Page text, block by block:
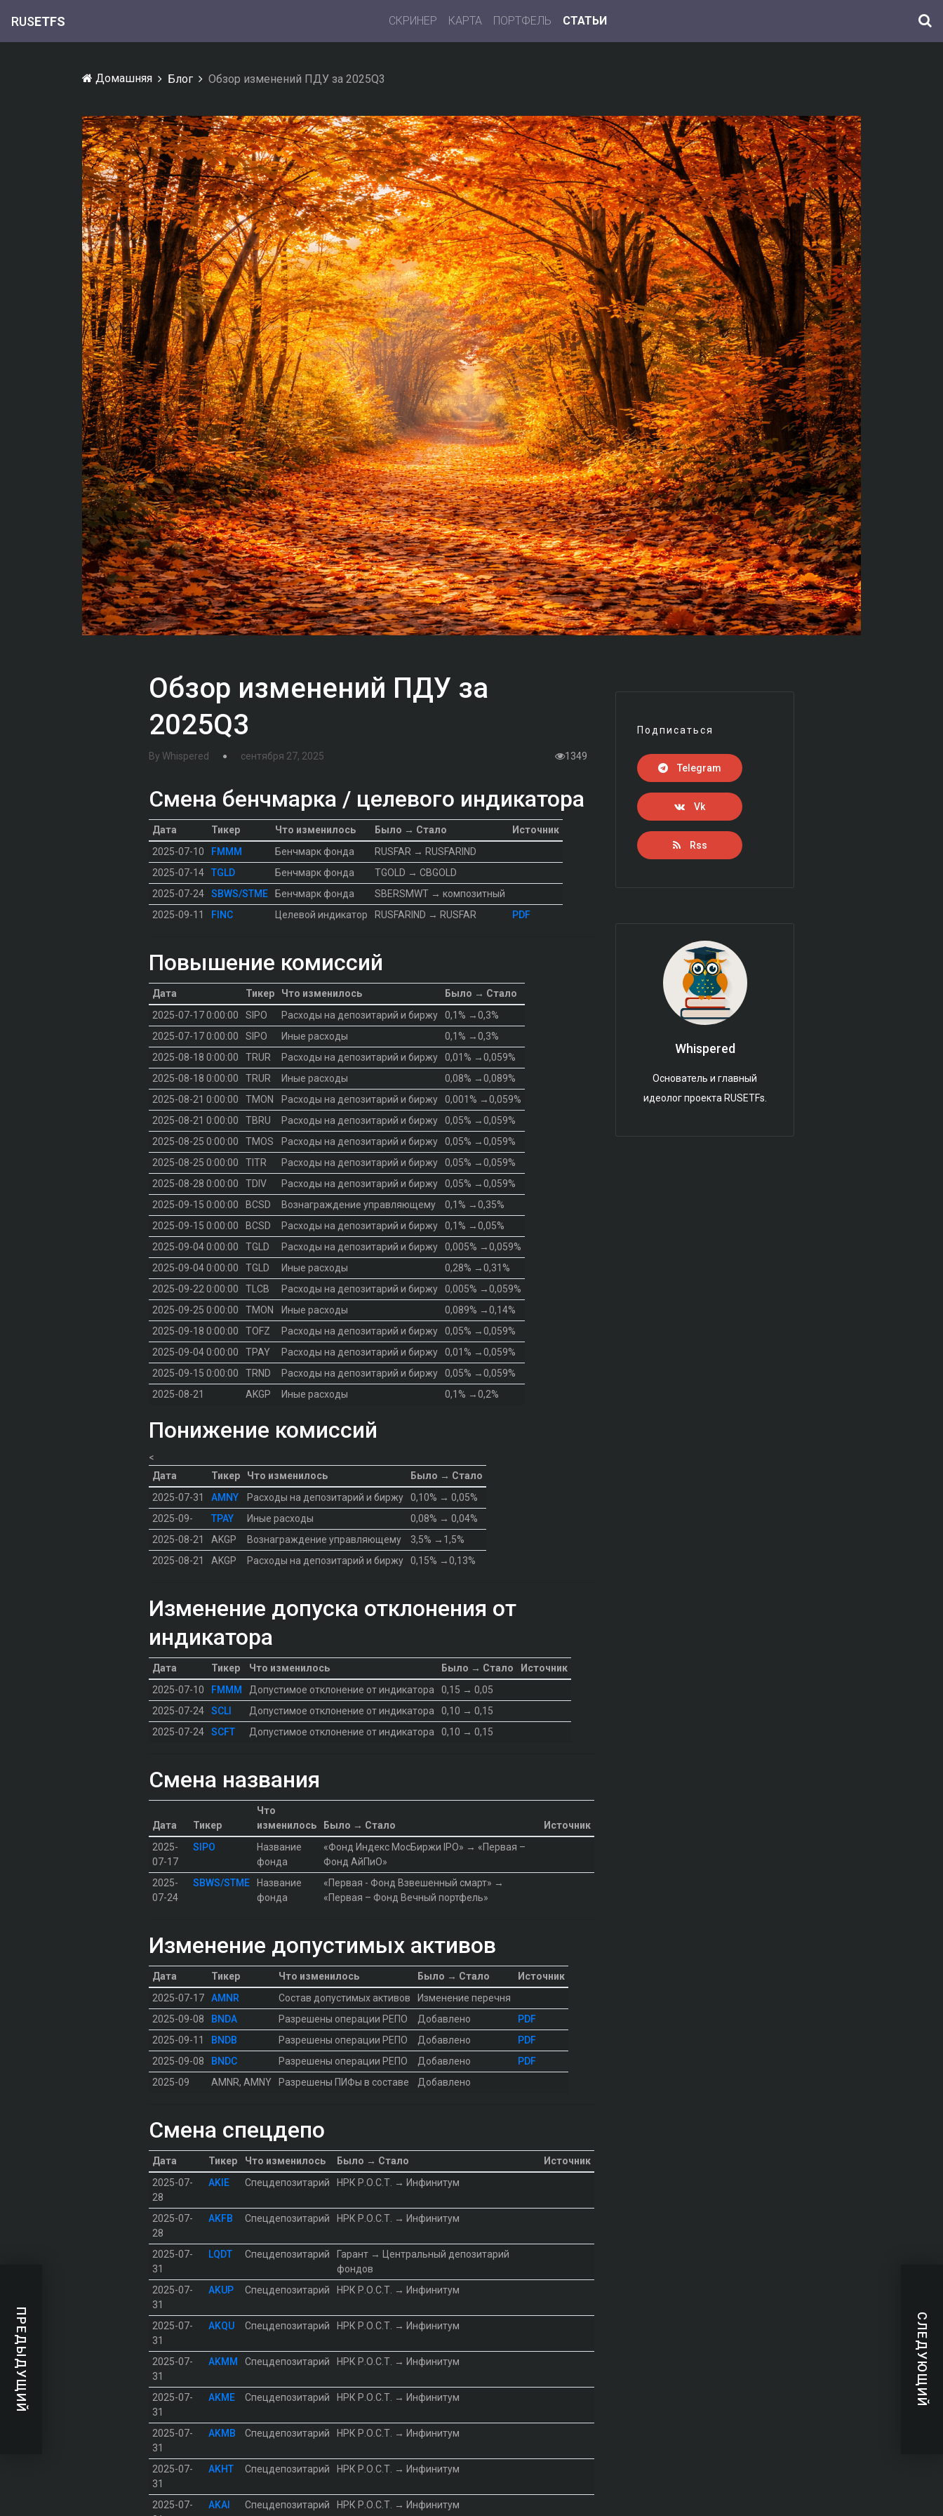
RUSETFS СКРИНЕР КАРТА ПОРТФЕЛЬ СТАТЬИ
Домашняя Блог Обзор изменений ПДУ за 2025Q3
ПРЕДЫДУЩИЙ СЛЕДУЮЩИЙ
Обзор изменений ПДУ за
2025Q3
By Whispered сентября 27, 2025 1349
Смена бенчмарка / целевого индикатора
Дата Тикер Что изменилось Было → Стало
Источник
2025-07-10
FMMM Бенчмарк фонда
RUSFAR → RUSFARIND
2025-07-14
TGLD Бенчмарк фонда
TGOLD → CBGOLD
2025-07-24
SBWS/STME Бенчмарк фонда
SBERSMWT → композитный
2025-09-11
FINC Целевой индикатор RUSFARIND → RUSFAR PDF
Повышение комиссий
Дата Тикер Что изменилось
Было → Стало
2025-07-17 0:00:00
SIPO Расходы на депозитарий и биржу
0,1% →0,3%
2025-07-17 0:00:00
SIPO Иные расходы
0,1% →0,3%
2025-08-18 0:00:00
TRUR Расходы на депозитарий и биржу
0,01% →0,059%
2025-08-18 0:00:00
TRUR Иные расходы
0,08% →0,089%
2025-08-21 0:00:00
TMON Расходы на депозитарий и биржу
0,001% →0,059%
2025-08-21 0:00:00
TBRU Расходы на депозитарий и биржу
0,05% →0,059%
2025-08-25 0:00:00
TMOS Расходы на депозитарий и биржу
0,05% →0,059%
2025-08-25 0:00:00
TITR Расходы на депозитарий и биржу
0,05% →0,059%
2025-08-28 0:00:00
TDIV Расходы на депозитарий и биржу
0,05% →0,059%
2025-09-15 0:00:00
BCSD Вознаграждение управляющему
0,1% →0,35%
2025-09-15 0:00:00
BCSD Расходы на депозитарий и биржу
0,1% →0,05%
2025-09-04 0:00:00
TGLD Расходы на депозитарий и биржу
0,005% →0,059%
2025-09-04 0:00:00
TGLD Иные расходы
0,28% →0,31%
2025-09-22 0:00:00
TLCB Расходы на депозитарий и биржу
0,005% →0,059%
2025-09-25 0:00:00
TMON Иные расходы
0,089% →0,14%
2025-09-18 0:00:00
TOFZ Расходы на депозитарий и биржу
0,05% →0,059%
2025-09-04 0:00:00
TPAY Расходы на депозитарий и биржу
0,01% →0,059%
2025-09-15 0:00:00
TRND Расходы на депозитарий и биржу
0,05% →0,059%
2025-08-21
AKGP Иные расходы 0,1% →0,2%
Понижение комиссий
<
Дата
Тикер Что изменилось
Было → Стало
2025-07-31
AMNY Расходы на депозитарий и биржу
0,10% → 0,05%
2025-09-
TPAY Иные расходы
0,08% → 0,04%
2025-08-21
AKGP Вознаграждение управляющему
3,5% →1,5%
2025-08-21
AKGP Расходы на депозитарий и биржу 0,15% →0,13%
Изменение допуска отклонения от
индикатора
Дата Тикер Что изменилось Было → Стало
Источник
2025-07-10
FMMM Допустимое отклонение от индикатора
0,15 → 0,05
2025-07-24
SCLI Допустимое отклонение от индикатора
0,10 → 0,15
2025-07-24
SCFT Допустимое отклонение от индикатора 0,10 → 0,15
Смена названия
Дата Тикер
Что
изменилось
Было → Стало
Источник
2025-
07-17
SIPO
Название
фонда
«Фонд Индекс МосБиржи IPO» → «Первая –
Фонд АйПиО»
2025-
07-24
SBWS/STME
Название
фонда
«Первая - Фонд Взвешенный смарт» →
«Первая – Фонд Вечный портфель»
Изменение допустимых активов
Дата Тикер Что изменилось Было → Стало
Источник
2025-07-17
AMNR Состав допустимых активов
Изменение перечня
2025-09-08
BNDA Разрешены операции РЕПО Добавлено
PDF
2025-09-11
BNDB Разрешены операции РЕПО Добавлено
PDF
2025-09-08
BNDC Разрешены операции РЕПО Добавлено
PDF
2025-09
AMNR, AMNY Разрешены ПИФы в составе Добавлено
Смена спецдепо
Дата Тикер Что изменилось Было → Стало
Источник
2025-07-
28
AKIE Спецдепозитарий НРК Р.О.С.Т. → Инфинитум
2025-07-
28
AKFB Спецдепозитарий НРК Р.О.С.Т. → Инфинитум
2025-07-
31
LQDT Спецдепозитарий
Гарант → Центральный депозитарий
фондов
2025-07-
31
AKUP Спецдепозитарий НРК Р.О.С.Т. → Инфинитум
2025-07-
31
AKQU Спецдепозитарий НРК Р.О.С.Т. → Инфинитум
2025-07-
31
AKMM Спецдепозитарий НРК Р.О.С.Т. → Инфинитум
2025-07-
31
AKME Спецдепозитарий НРК Р.О.С.Т. → Инфинитум
2025-07-
31
AKMB Спецдепозитарий НРК Р.О.С.Т. → Инфинитум
2025-07-
31
AKHT Спецдепозитарий НРК Р.О.С.Т. → Инфинитум
2025-07-
AKAI Спецдепозитарий НРК Р.О.С.Т. → Инфинитум
Подписаться
Telegram
Vk
Rss
Whispered
Основатель и главный
идеолог проекта RUSETFs.